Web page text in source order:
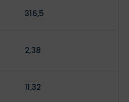
316,5
2,38
11,32